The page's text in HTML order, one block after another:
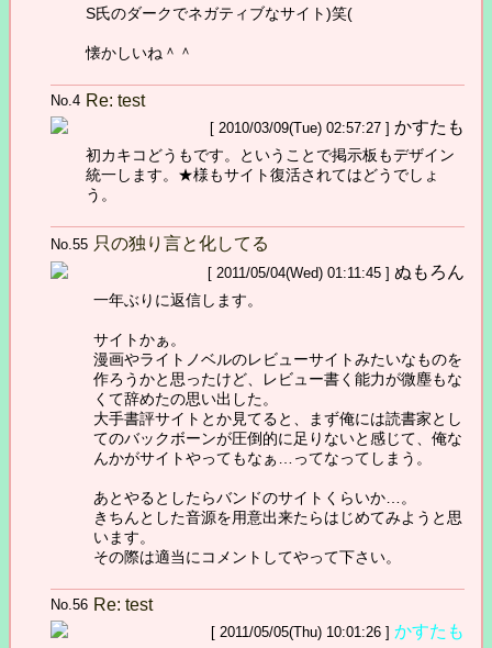
S氏のダークでネガティブなサイト)笑(
懐かしいね＾＾
No.4 Re: test
[ 2010/03/09(Tue) 02:57:27 ] かすたも
初カキコどうもです。ということで掲示板もデザイン
統一します。★様もサイト復活されてはどうでしょ
う。
No.55 只の独り言と化してる
[ 2011/05/04(Wed) 01:11:45 ] ぬもろん
一年ぶりに返信します。
サイトかぁ。
漫画やライトノベルのレビューサイトみたいなものを
作ろうかと思ったけど、レビュー書く能力が微塵もな
くて辞めたの思い出した。
大手書評サイトとか見てると、まず俺には読書家とし
てのバックボーンが圧倒的に足りないと感じて、俺な
んかがサイトやってもなぁ…ってなってしまう。
あとやるとしたらバンドのサイトくらいか…。
きちんとした音源を用意出来たらはじめてみようと思
います。
その際は適当にコメントしてやって下さい。
No.56 Re: test
[ 2011/05/05(Thu) 10:01:26 ] かすたも